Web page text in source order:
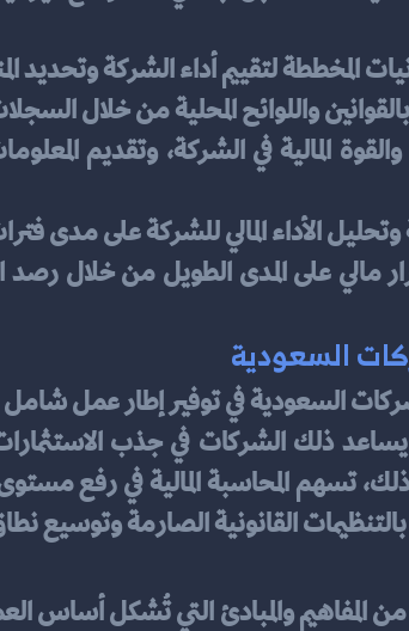
المخططة لتقييم أداء الشركة
واللوائح المحلية من خلال
الأداء المالي للشركة على مدى
السعودية
القانونية الصارمة وتوسيع